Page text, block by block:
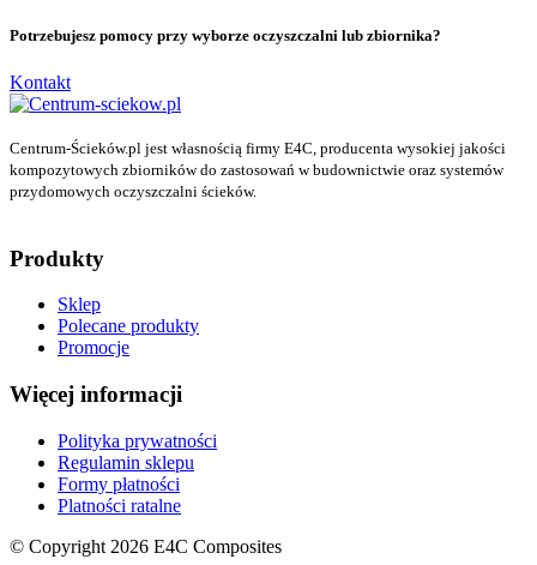
Potrzebujesz pomocy przy wyborze oczyszczalni lub zbiornika?
Kontakt
Centrum-Ścieków.pl jest własnością firmy E4C, producenta wysokiej jakości
kompozytowych zbiorników do zastosowań w budownictwie oraz systemów
przydomowych oczyszczalni ścieków.
Produkty
Sklep
Polecane produkty
Promocje
Więcej informacji
Polityka prywatności
Regulamin sklepu
Formy płatności
Platności ratalne
© Copyright 2026 E4C Composites